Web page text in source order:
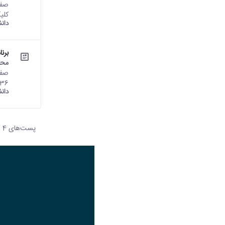
667636 تعداد
پست‌‌های 4
هر